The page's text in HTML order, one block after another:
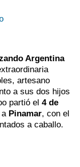
Argentina
artesano
a sus dos hijos
partió el 4 de
Pinamar, con el
a caballo.